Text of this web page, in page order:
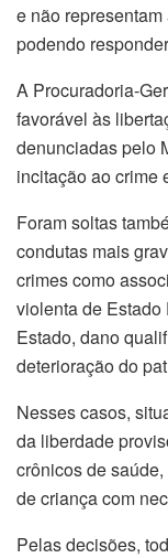
e não
podendo
A Procuradoria-
favorável às
denunciadas pelo
incitação ao crime
Foram soltas
condutas mais
crimes como
violenta de
Estado, dano
deterioração do
Nesses casos,
da liberdade
crônicos de
de criança com
Pelas decisões,